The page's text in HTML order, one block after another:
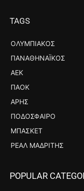
TAGS
ΟΛΥΜΠΙΑΚΌΣ
ΠΑΝΑΘΗΝΑΪΚΌΣ
ΑΕΚ
ΠΑΟΚ
ΆΡΗΣ
ΠΟΔΌΣΦΑΙΡΟ
ΜΠΆΣΚΕΤ
ΡΕΆΛ ΜΑΔΡΊΤΗΣ
POPULAR